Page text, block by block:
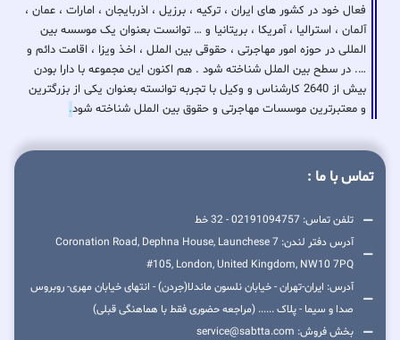
فعال خود در کشور های ایران ، ترکیه ، برزیل ، اذربایجان ، امارات ، عمان ،
آلمان ، استرالیا ، آمریکا ، بریتانیا و … توانست بعنوان یک موسسه بین
المللی در حوزه امور مهاجرتی ، حقوقی بین الملل ، اخذ ویزا ، اقامت دائم و
…. در سطح بین الملل شناخته شود . هم اکنون این مجموعه با دارا بودن
بیش از 2640 کارشناس و وکیل با تجربه توانسته بعنوان یکی از بزرگترین
و معتبرترین موسسات مهاجرتی و حقوق بین الملل شناخته شود.
تماس با ما :
تلفن تماس: 02191094757 - 32 خط
آدرس دفتر لندن: 7 Coronation Road, Dephna House, Launchese
#105, London, United Kingdom, NW10 7PQ
آدرس: ایران-تهران - خیابان نلسون ماندلا(جردن) - انتهای خیابان مهری- روبروس
صدا و سیما - پلاک ...... (مراجعه حضوری فقط با هماهنگی قبلی)
بخش فروش: service@sabtta.com